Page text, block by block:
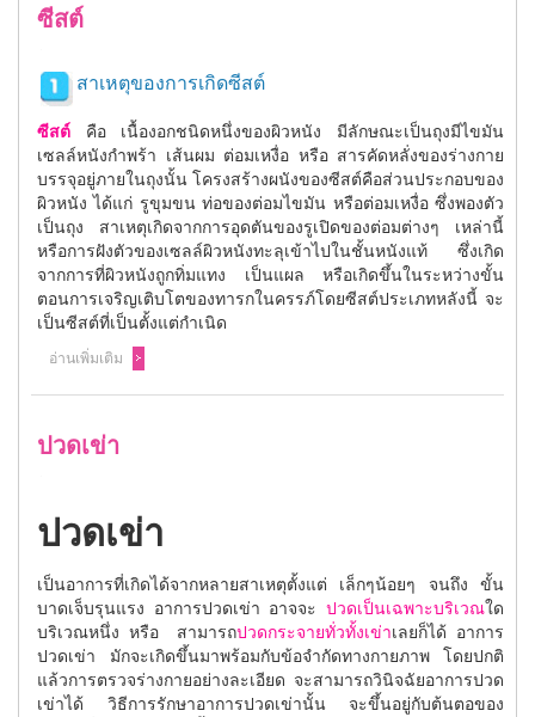
ซีสต์
สาเหตุของการเกิดซีสต์
ซีสต์ คือ เนื้องอกชนิดหนึ่งของผิวหนัง มีลักษณะเป็นถุงมีไขมัน
เซลล์หนังกำพร้า เส้นผม ต่อมเหงื่อ หรือ สารคัดหลั่งของร่างกาย
บรรจุอยู่ภายในถุงนั้น โครงสร้างผนังของซีสต์คือส่วนประกอบของ
ผิวหนัง ได้แก่ รูขุมขน ท่อของต่อมไขมัน หรือต่อมเหงื่อ ซึ่งพองตัว
เป็นถุง สาเหตุเกิดจากการอุดตันของรูเปิดของต่อมต่างๆ เหล่านี้
หรือการฝังตัวของเซลล์ผิวหนังทะลุเข้าไปในชั้นหนังแท้ ซึ่งเกิด
จากการที่ผิวหนังถูกทิ่มแทง เป็นแผล หรือเกิดขึ้นในระหว่างขั้น
ตอนการเจริญเติบโตของทารกในครรภ์โดยซีสต์ประเภทหลังนี้ จะ
เป็นซีสต์ที่เป็นตั้งแต่กำเนิด
อ่านเพิ่มเติม
ปวดเข่า
ปวดเข่า
เป็นอาการที่เกิดได้จากหลายสาเหตุตั้งแต่ เล็กๆน้อยๆ จนถึง ขั้น
บาดเจ็บรุนแรง อาการปวดเข่า อาจจะ ปวดเป็นเฉพาะบริเวณใด
บริเวณหนึ่ง หรือ สามารถปวดกระจายทั่วทั้งเข่าเลยก็ได้ อาการ
ปวดเข่า มักจะเกิดขึ้นมาพร้อมกับข้อจำกัดทางกายภาพ โดยปกติ
แล้วการตรวจร่างกายอย่างละเอียด จะสามารถวินิจฉัยอาการปวด
เข่าได้ วิธีการรักษาอาการปวดเข่านั้น จะขึ้นอยู่กับต้นตอของ